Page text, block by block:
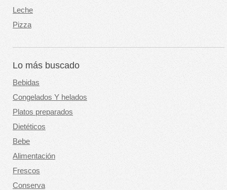
Leche
Pizza
Lo más buscado
Bebidas
Congelados Y helados
Platos preparados
Dietéticos
Bebe
Alimentación
Frescos
Conserva